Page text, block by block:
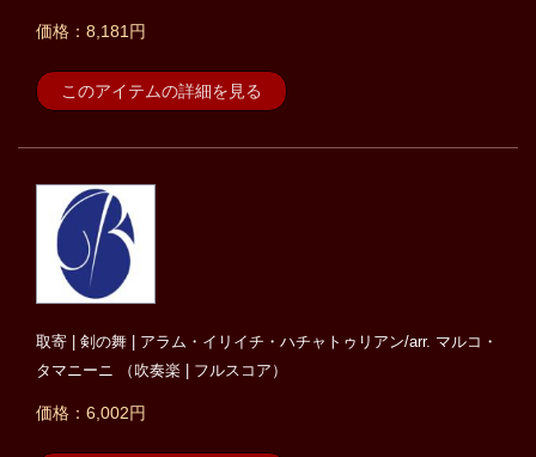
価格：8,181円
このアイテムの詳細を見る
取寄 | 剣の舞 | アラム・イリイチ・ハチャトゥリアン/arr. マルコ・
タマニーニ （吹奏楽 | フルスコア）
価格：6,002円